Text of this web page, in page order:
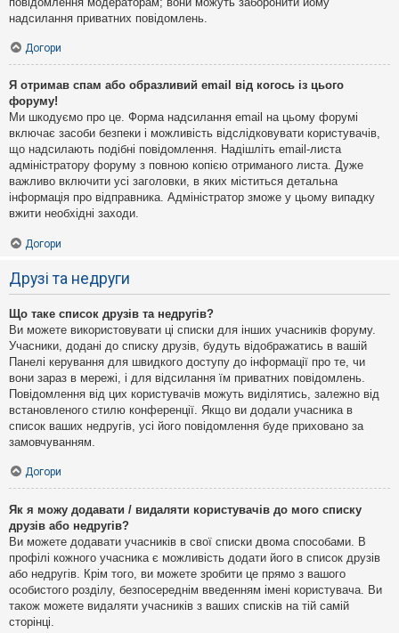
надсилання приватних повідомлень.
Догори
Я отримав спам або образливий email від когось із цього
форуму!
Ми шкодуємо про це. Форма надсилання email на цьому форумі
включає засоби безпеки і можливість відслідковувати користувачів,
що надсилають подібні повідомлення. Надішліть email-листа
адміністратору форуму з повною копією отриманого листа. Дуже
важливо включити усі заголовки, в яких міститься детальна
інформація про відправника. Адміністратор зможе у цьому випадку
вжити необхідні заходи.
Догори
Друзі та недруги
Що таке список друзів та недругів?
Ви можете використовувати ці списки для інших учасників форуму.
Учасники, додані до списку друзів, будуть відображатись в вашій
Панелі керування для швидкого доступу до інформації про те, чи
вони зараз в мережі, і для відсилання їм приватних повідомлень.
Повідомлення від цих користувачів можуть виділятись, залежно від
встановленого стилю конференції. Якщо ви додали учасника в
список ваших недругів, усі його повідомлення буде приховано за
замовчуванням.
Догори
Як я можу додавати / видаляти користувачів до мого списку
друзів або недругів?
Ви можете додавати учасників в свої списки двома способами. В
профілі кожного учасника є можливість додати його в список друзів
або недругів. Крім того, ви можете зробити це прямо з вашого
особистого розділу, безпосереднім введенням імені користувача. Ви
також можете видаляти учасників з ваших списків на тій самій
сторінці.